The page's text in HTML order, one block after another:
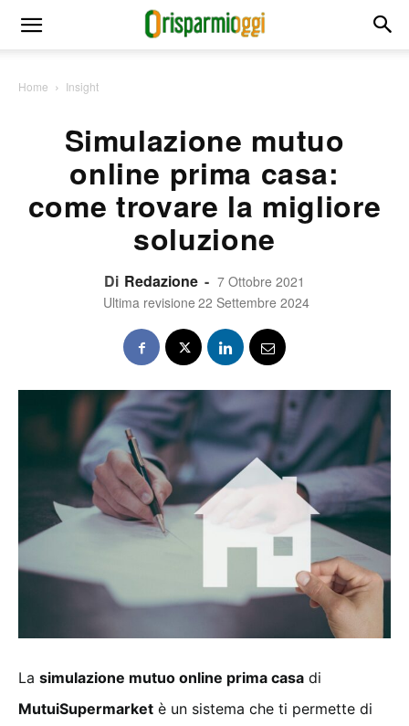
Home Insight
Simulazione mutuo
online prima casa:
come trovare la migliore
soluzione
Di Redazione - 7 Ottobre 2021
Ultima revisione 22 Settembre 2024
La simulazione mutuo online prima casa di
MutuiSupermarket è un sistema che ti permette di